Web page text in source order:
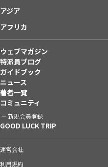
アジア
アフリカ
ウェブマガジン
特派員ブログ
ガイドブック
ニュース
著者一覧
コミュニティ
新規会員登録
GOOD LUCK TRIP
運営会社
利用規約